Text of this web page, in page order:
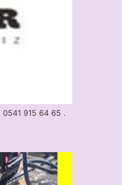
0541 915 64 65 .